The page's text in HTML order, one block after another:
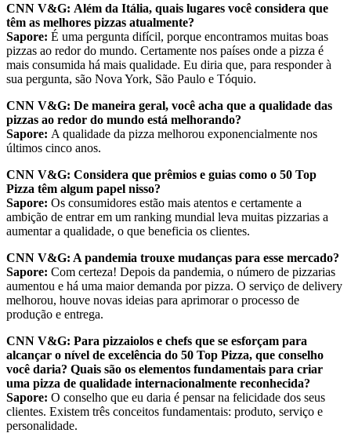
CNN V&G: Além da Itália, quais lugares você considera que
têm as melhores pizzas atualmente?
Sapore: É uma pergunta difícil, porque encontramos muitas boas
pizzas ao redor do mundo. Certamente nos países onde a pizza é
mais consumida há mais qualidade. Eu diria que, para responder à
sua pergunta, são Nova York, São Paulo e Tóquio.
CNN V&G: De maneira geral, você acha que a qualidade das
pizzas ao redor do mundo está melhorando?
Sapore: A qualidade da pizza melhorou exponencialmente nos
últimos cinco anos.
CNN V&G: Considera que prêmios e guias como o 50 Top
Pizza têm algum papel nisso?
Sapore: Os consumidores estão mais atentos e certamente a
ambição de entrar em um ranking mundial leva muitas pizzarias a
aumentar a qualidade, o que beneficia os clientes.
CNN V&G: A pandemia trouxe mudanças para esse mercado?
Sapore: Com certeza! Depois da pandemia, o número de pizzarias
aumentou e há uma maior demanda por pizza. O serviço de delivery
melhorou, houve novas ideias para aprimorar o processo de
produção e entrega.
CNN V&G: Para pizzaiolos e chefs que se esforçam para
alcançar o nível de excelência do 50 Top Pizza, que conselho
você daria? Quais são os elementos fundamentais para criar
uma pizza de qualidade internacionalmente reconhecida?
Sapore: O conselho que eu daria é pensar na felicidade dos seus
clientes. Existem três conceitos fundamentais: produto, serviço e
personalidade.